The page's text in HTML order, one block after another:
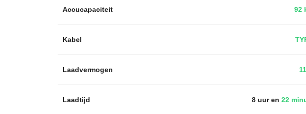
Accucapaciteit 92
Kabel
Laadvermogen
Laadtijd 8 uur en 22